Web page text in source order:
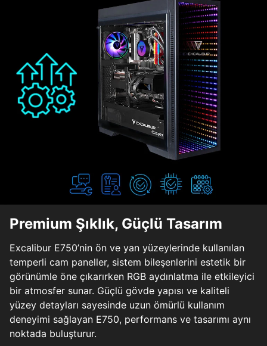
Premium Şıklık, Güçlü Tasarım
Excalibur E750’nin ön ve yan yüzeylerinde kullanılan
temperli cam paneller, sistem bileşenlerini estetik bir
görünümle öne çıkarırken RGB aydınlatma ile etkileyici
bir atmosfer sunar. Güçlü gövde yapısı ve kaliteli
yüzey detayları sayesinde uzun ömürlü kullanım
deneyimi sağlayan E750, performans ve tasarımı aynı
noktada buluşturur.